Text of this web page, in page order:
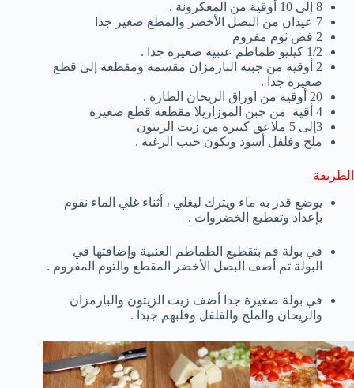
8 إلى 10 أوقية من المعكرونة .
7 عيدان من البصل الأخضر والمطع صغير جدا
2 فص ثوم مفروم
1/2 كيليو طماطم عنبية صغيرة جدا .
2 أوقية من جبنة البارمزان مقسمة ومقطعة إلى قطع
صغيرة جدا .
20 أوقية من اوراق الريحان الطازة .
4 أقية من جبن الموزاريلا مقطعة قطع صغيرة
3إلى 5 ملاعق كبيرة من زيت الزيتون
ملح وفلفل أسود ويكون حيب الرغبة .
الطريقة
يوضع قدر به ماء ويترك ليغلي ، أثناء غلي الماء نقوم
بإعداد وتقطيع الخضروات .
في بولة قم بتقطيع الطماطم العنبية وإضافتها في
البولة ثم أضف البصل الأخضر المقطع والثوم المفروم .
في بولة صغيرة جدا أضف زيت الزيتون والبارمزان
والريحان والملح والفلفل وقلبهم جيدا .